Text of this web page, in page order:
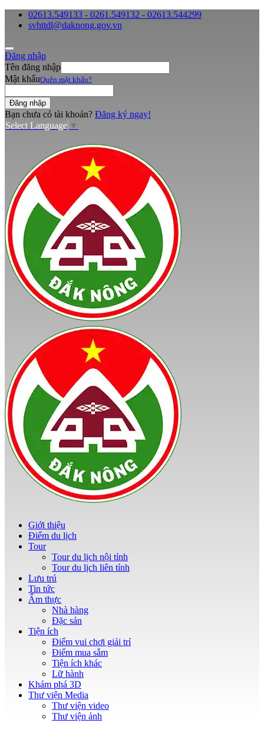
02613.549133 - 0261.549132 - 02613.544299
svhttdl@daknong.gov.vn
Đăng nhập
Tên đăng nhập
Mật khẩuQuên mật khẩu?
Bạn chưa có tài khoản? Đăng ký ngay!
Select Language ▼
Giới thiệu
Điểm du lịch
Tour
Tour du lịch nội tỉnh
Tour du lịch liên tỉnh
Lưu trú
Tin tức
Ẩm thực
Nhà hàng
Đặc sản
Tiện ích
Điểm vui chơi giải trí
Điểm mua sắm
Tiện ích khác
Lữ hành
Khám phá 3D
Thư viện Media
Thư viện video
Thư viện ảnh